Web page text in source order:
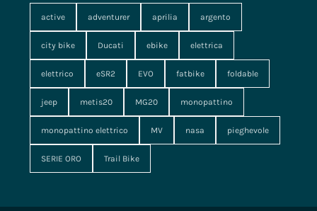
active adventurer aprilia argento
city bike Ducati ebike elettrica
elettrico eSR2 EVO fatbike foldable
jeep metis20 MG20 monopattino
monopattino elettrico MV nasa pieghevole
SERIE ORO Trail Bike